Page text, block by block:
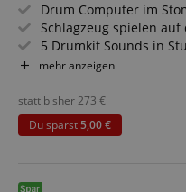
Drum Computer im
Schlagzeug spielen auf
5 Drumkit Sounds in
12 verschiedene Hats/
Speichert bis zu 36
Pads zum Einspielen
mehr anzeigen
statt bisher273 €
Du sparst5,00 €